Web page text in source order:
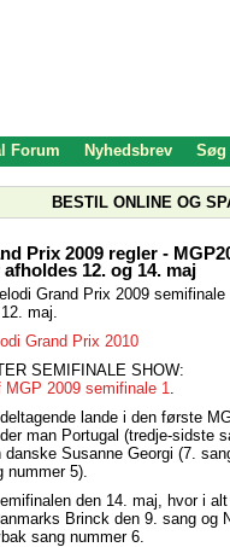
Forum Nyhedsbrev Søg
BESTIL ONLINE OG
Prix 2009 regler -
12. og 14. maj
Grand Prix 2009
maj.
Grand Prix 2010
SEMIFINALE SHOW:
MGP 2009 semifinale 1
lande i den første
man Portugal (tredje-sidste
danske Susanne Georgi (7.
nummer 5).
den 14. maj, hvor i
Brinck den 9. sang og
sang nummer 6.